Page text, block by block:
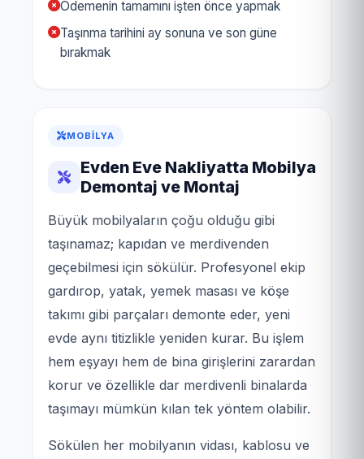
Ödemenin tamamını işten önce yapmak
Taşınma tarihini ay sonuna ve son güne
bırakmak
MOBILYA
Evden Eve Nakliyatta Mobilya
Demontaj ve Montaj
Büyük mobilyaların çoğu olduğu gibi
taşınamaz; kapıdan ve merdivenden
geçebilmesi için sökülür. Profesyonel ekip
gardırop, yatak, yemek masası ve köşe
takımı gibi parçaları demonte eder, yeni
evde aynı titizlikle yeniden kurar. Bu işlem
hem eşyayı hem de bina girişlerini zarardan
korur ve özellikle dar merdivenli binalarda
taşımayı mümkün kılan tek yöntem olabilir.
Sökülen her mobilyanın vidası, kablosu ve